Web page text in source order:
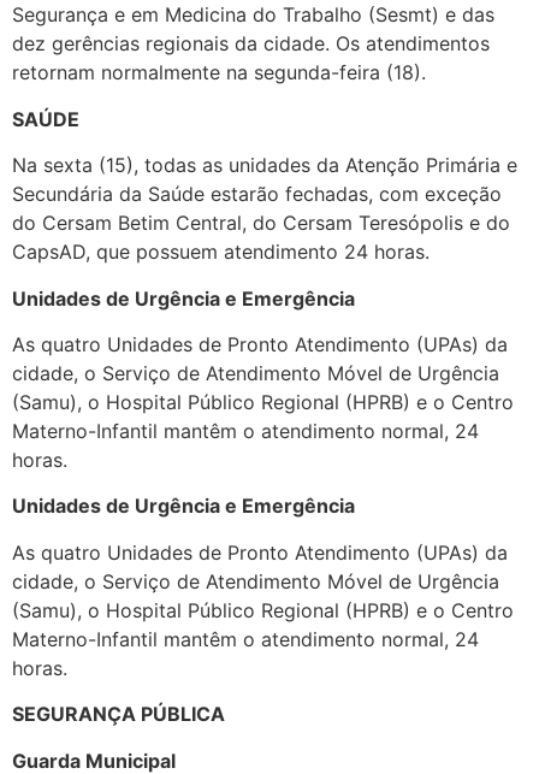
Segurança e em Medicina do Trabalho (Sesmt) e das
dez gerências regionais da cidade. Os atendimentos
retornam normalmente na segunda-feira (18).
SAÚDE
Na sexta (15), todas as unidades da Atenção Primária e
Secundária da Saúde estarão fechadas, com exceção
do Cersam Betim Central, do Cersam Teresópolis e do
CapsAD, que possuem atendimento 24 horas.
Unidades de Urgência e Emergência
As quatro Unidades de Pronto Atendimento (UPAs) da
cidade, o Serviço de Atendimento Móvel de Urgência
(Samu), o Hospital Público Regional (HPRB) e o Centro
Materno-Infantil mantêm o atendimento normal, 24
horas.
Unidades de Urgência e Emergência
As quatro Unidades de Pronto Atendimento (UPAs) da
cidade, o Serviço de Atendimento Móvel de Urgência
(Samu), o Hospital Público Regional (HPRB) e o Centro
Materno-Infantil mantêm o atendimento normal, 24
horas.
SEGURANÇA PÚBLICA
Guarda Municipal